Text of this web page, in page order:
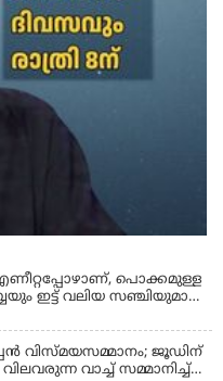
പൊക്കമുള്ള
ഇട്ട് വലിയ സഞ്ചിയുമായി
ആത്മാക്കളെ കണ്ടിട്ടു
വിസ്മയസമ്മാനം; ജൂഡിന്
വാച്ച് സമ്മാനിച്ച്